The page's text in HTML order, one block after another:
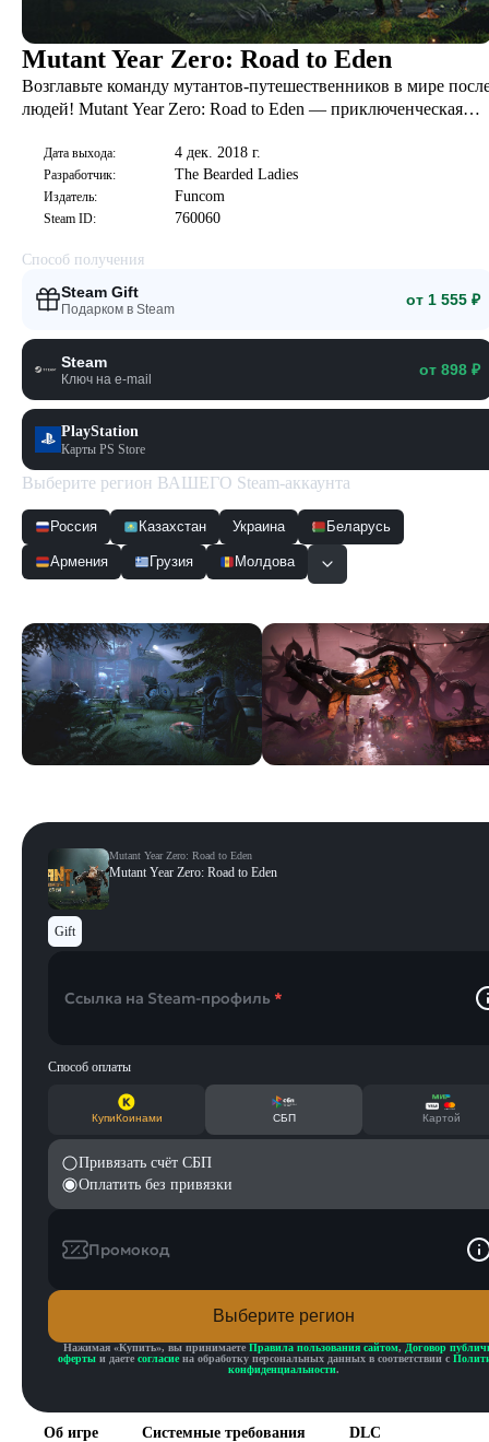
Mutant Year Zero: Road to Eden
Возглавьте команду мутантов-путешественников в мире
людей! Mutant Year Zero: Road to Eden — приключенческая
сочетаются с увлекательным сюжетом, скрытностью,
стратегией и исследованием мира. В команде разработчиков
— дизайнеры HITMAN и один из создателей PAYDAY.
Дата выхода: 4 дек. 2018 г.
Разработчик: The Bearded Ladies
Издатель: Funcom
Steam ID: 760060
Способ получения
Steam Gift
Подарком в Steam
от 1 555 ₽
Steam
Ключ на e-mail
от 898 ₽
PlayStation
Карты PS Store
Выберите регион ВАШЕГО Steam-аккаунта
Россия Казахстан Украина Беларусь
Армения Грузия Молдова
Об игре Системные требования DLC
Mutant Year Zero: Road to Eden
Mutant Year Zero: Road to Eden
Gift
Ссылка на Steam-профиль *
Способ оплаты
КупиКоинами СБП Картой
Привязать счёт СБП
Оплатить без привязки
Промокод
Выберите регион
Нажимая «Купить», вы принимаете Правила пользования сайтом, Договор
оферты и даете согласие на обработку персональных данных в соответствии с
конфиденциальности.